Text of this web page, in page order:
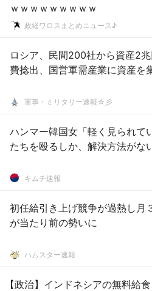
ｗｗｗｗｗｗｗｗｗ
政経ワロスまとめニュース♪
ロシア、民間200社から資産2
費捻出、国営軍需産業に資産を
軍事・ミリタリー速報☆彡
ハンマー韓国女「軽く見られて
たちを殴るしか、解決方法がな
キムチ速報
初任給引き上げ競争が過熱し月
が当たり前の勢いに
ハムスター速報
【政治】インドネシアの無料給